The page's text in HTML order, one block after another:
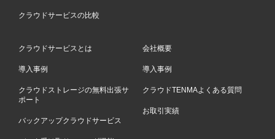
クラウドサービスの比較
クラウドサービスとは
導入事例
クラウドストレージの無料出張サ
ポート
バックアップクラウドサービス
会社概要
導入事例
クラウドTENMAよくある質問
お取引実績